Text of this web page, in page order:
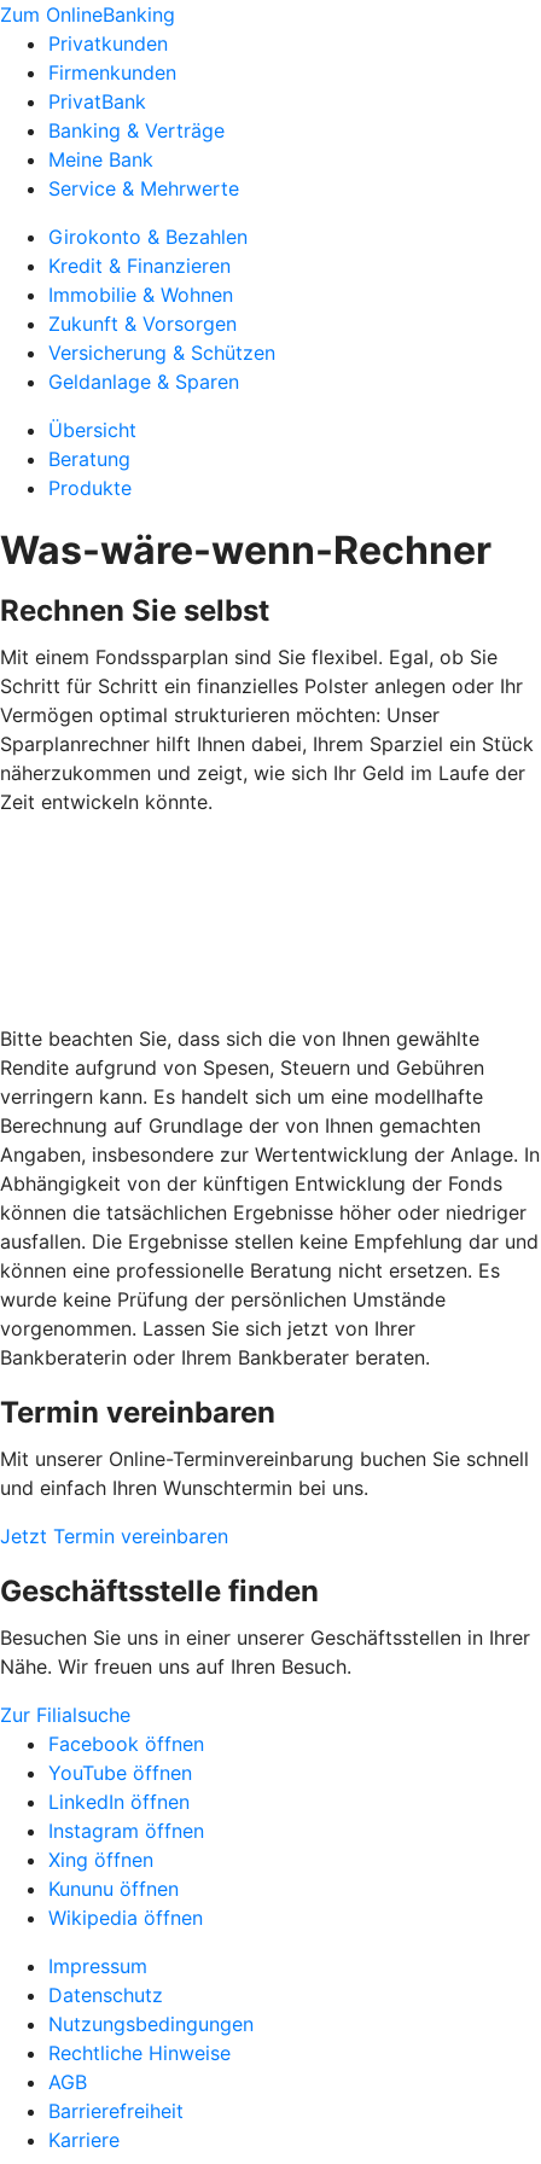
Zum OnlineBanking
Privatkunden
Firmenkunden
PrivatBank
Banking & Verträge
Meine Bank
Service & Mehrwerte
Girokonto & Bezahlen
Kredit & Finanzieren
Immobilie & Wohnen
Zukunft & Vorsorgen
Versicherung & Schützen
Geldanlage & Sparen
Übersicht
Beratung
Produkte
Was-wäre-wenn-Rechner
Rechnen Sie selbst
Mit einem Fondssparplan sind Sie flexibel. Egal, ob Sie
Schritt für Schritt ein finanzielles Polster anlegen oder Ihr
Vermögen optimal strukturieren möchten: Unser
Sparplanrechner hilft Ihnen dabei, Ihrem Sparziel ein Stück
näherzukommen und zeigt, wie sich Ihr Geld im Laufe der
Zeit entwickeln könnte.
Bitte beachten Sie, dass sich die von Ihnen gewählte
Rendite aufgrund von Spesen, Steuern und Gebühren
verringern kann. Es handelt sich um eine modellhafte
Berechnung auf Grundlage der von Ihnen gemachten
Angaben, insbesondere zur Wertentwicklung der Anlage. In
Abhängigkeit von der künftigen Entwicklung der Fonds
können die tatsächlichen Ergebnisse höher oder niedriger
ausfallen. Die Ergebnisse stellen keine Empfehlung dar und
können eine professionelle Beratung nicht ersetzen. Es
wurde keine Prüfung der persönlichen Umstände
vorgenommen. Lassen Sie sich jetzt von Ihrer
Bankberaterin oder Ihrem Bankberater beraten.
Termin vereinbaren
Mit unserer Online-Terminvereinbarung buchen Sie schnell
und einfach Ihren Wunschtermin bei uns.
Jetzt Termin vereinbaren
Geschäftsstelle finden
Besuchen Sie uns in einer unserer Geschäftsstellen in Ihrer
Nähe. Wir freuen uns auf Ihren Besuch.
Zur Filialsuche
Facebook öffnen
YouTube öffnen
LinkedIn öffnen
Instagram öffnen
Xing öffnen
Kununu öffnen
Wikipedia öffnen
Impressum
Datenschutz
Nutzungsbedingungen
Rechtliche Hinweise
AGB
Barrierefreiheit
Karriere